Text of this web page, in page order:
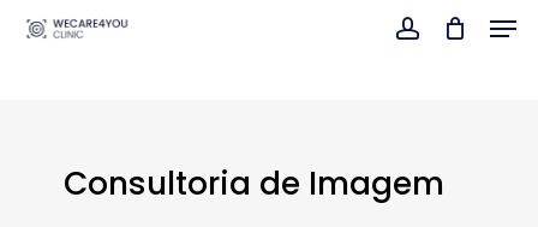
Skip
Consultoria de Imagem